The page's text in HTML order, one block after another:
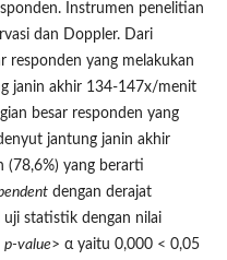
Instrumen penelitian
dan Doppler. Dari
responden yang melakukan
janin akhir 134-147x/menit
besar responden yang
jantung janin akhir
yang berarti
dengan derajat
uji statistik dengan nilai
p-value> α yaitu 0,000 < 0,05